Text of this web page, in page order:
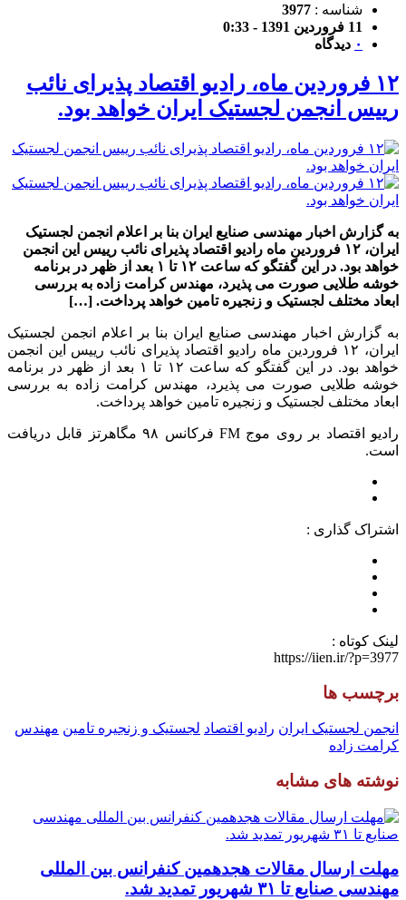
شناسه : 3977
11 فروردین 1391 - 0:33
۰ دیدگاه
۱۲ فروردین ماه، رادیو اقتصاد پذیرای نائب
رییس انجمن لجستیک ایران خواهد بود.
به گزارش اخبار مهندسی صنایع ایران بنا بر اعلام انجمن لجستیک
ایران، ۱۲ فروردین ماه رادیو اقتصاد پذیرای نائب رییس این انجمن
خواهد بود. در این گفتگو که ساعت ۱۲ تا ۱ بعد از ظهر در برنامه
خوشه طلایی صورت می پذیرد، مهندس کرامت زاده به بررسی
ابعاد مختلف لجستیک و زنجیره تامین خواهد پرداخت. […]
به گزارش اخبار مهندسی صنایع ایران بنا بر اعلام انجمن لجستیک
ایران، ۱۲ فروردین ماه رادیو اقتصاد پذیرای نائب رییس این انجمن
خواهد بود. در این گفتگو که ساعت ۱۲ تا ۱ بعد از ظهر در برنامه
خوشه طلایی صورت می پذیرد، مهندس کرامت زاده به بررسی
ابعاد مختلف لجستیک و زنجیره تامین خواهد پرداخت.
رادیو اقتصاد بر روی موج FM فرکانس ۹۸ مگاهرتز قابل دریافت
است.
اشتراک گذاری :
لینک کوتاه :
https://iien.ir/?p=3977
برچسب ها
انجمن لجستیک ایران رادیو اقتصاد لجستیک و زنجیره تامین مهندس
کرامت زاده
نوشته های مشابه
مهلت ارسال مقالات هجدهمین کنفرانس بین المللی
مهندسی صنایع تا ۳۱ شهریور تمدید شد.